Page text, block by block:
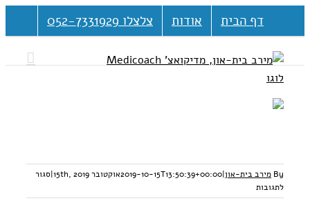
דף הבית אודות צלצלו 052-7331929
By מירב בית-און|
2019-10-15T13:50:39+00:00אוקטובר 15th, 2019 |סגור
לתגובותעל
אוכל